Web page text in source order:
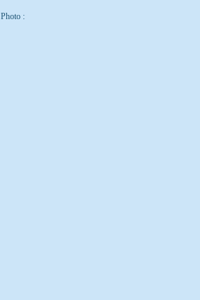
Photo :